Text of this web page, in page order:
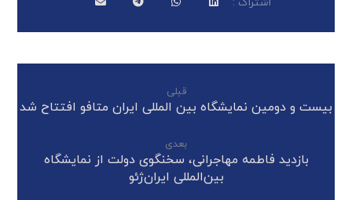
قبلی
بیست و دومین نمایشگاه بین المللی ایران متافو افتتاح شد
بعدی
بازدید فاطمه مهاجرانی، سخنگوی دولت از نمایشگاه
بین‌المللی ایران‌ژئو